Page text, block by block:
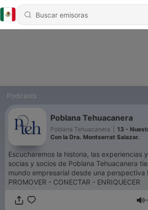
Podcasts
Poblana Tehuacanera
Poblana Tehuacanera
13 -
Con la Dra. Montserrat Salazar.
Escucharemos la historia, las experiencias
socias y socios de Poblana Tehuacanera
mundo empresarial desde una perspectiva
PROMOVER - CONECTAR - ENRIQUECER